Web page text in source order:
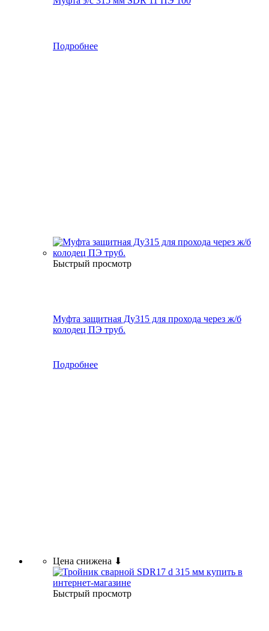
Подробнее
Быстрый просмотр
Муфта защитная Ду315 для прохода через ж/б
колодец ПЭ труб.
Подробнее
Цена снижена ⬇
Быстрый просмотр